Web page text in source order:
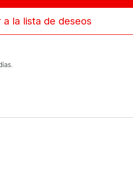
a la lista de deseos